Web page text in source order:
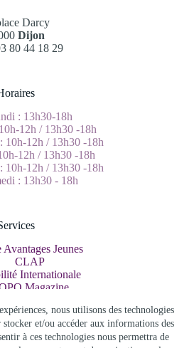
nous utilisons des technologies
et/ou accéder aux informations des
à ces technologies nous permettra de
Darcy
Dijon
80 44 18 29
: 13h30-18h
12h / 13h30 -18h
10h-12h / 13h30 -18h
12h / 13h30 -18h
10h-12h / 13h30 -18h
: 13h30 - 18h
Avantages Jeunes
CLAP
Internationale
Magazine